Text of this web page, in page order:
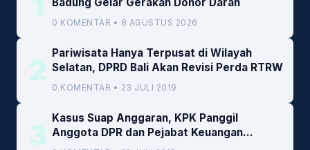
0 KOMENTAR • 8 AGUSTUS 2026
2
Pariwisata Hanya Terpusat di Wilayah
Selatan, DPRD Bali Akan Revisi Perda RTRW
0 KOMENTAR • 23 JULI 2019
3
Kasus Suap Anggaran, KPK Panggil
Anggota DPR dan Pejabat Keuangan
Kemenkeu